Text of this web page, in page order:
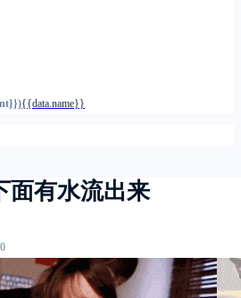
{{data.name}}
面有水流出来
0